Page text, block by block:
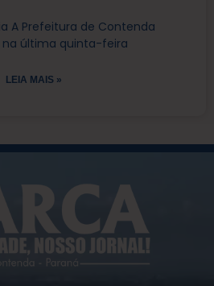
A Prefeitura de Contenda
na última quinta-feira
LEIA MAIS »